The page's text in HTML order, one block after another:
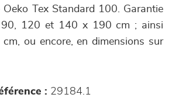
Oeko Tex Standard 100. Garantie
90, 120 et 140 x 190 cm ; ainsi
ou encore, en dimensions sur
: 29184.1